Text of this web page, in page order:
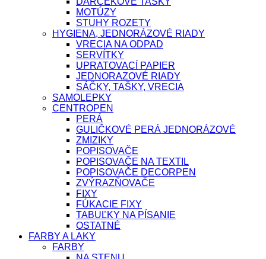
MOTÚZY
STUHY ROZETY
HYGIENA, JEDNORÁZOVÉ RIADY
VRECIA NA ODPAD
SERVÍTKY
UPRATOVACÍ PAPIER
JEDNORAZOVÉ RIADY
SÁČKY, TAŠKY, VRECIA
SAMOLEPKY
CENTROPEN
PERÁ
GULIČKOVÉ PERÁ JEDNORÁZOVÉ
ZMIZIKY
POPISOVAČE
POPISOVAČE NA TEXTIL
POPISOVAČE DECORPEN
ZVÝRAZŇOVAČE
FIXY
FÚKACIE FIXY
TABUĽKY NA PÍSANIE
OSTATNÉ
FARBY A LAKY
FARBY